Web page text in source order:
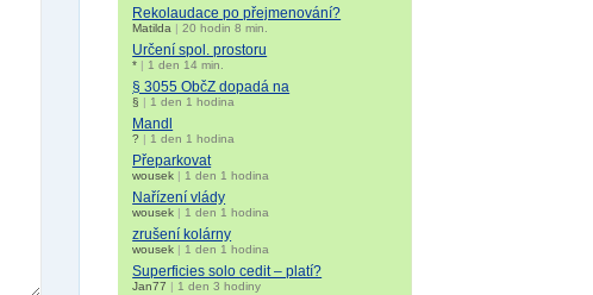
Rekolaudace po přejmenování?
Matilda |20 hodin 8 min.
Určení spol. prostoru
* | 1 den 14 min.
§ 3055 ObčZ dopadá na
§ | 1 den 1 hodina
Mandl
? | 1 den 1 hodina
Přeparkovat
wousek | 1 den 1 hodina
Nařízení vlády
wousek | 1 den 1 hodina
zrušení kolárny
wousek | 1 den 1 hodina
Superficies solo cedit – platí?
Jan77 | 1 den 3 hodiny